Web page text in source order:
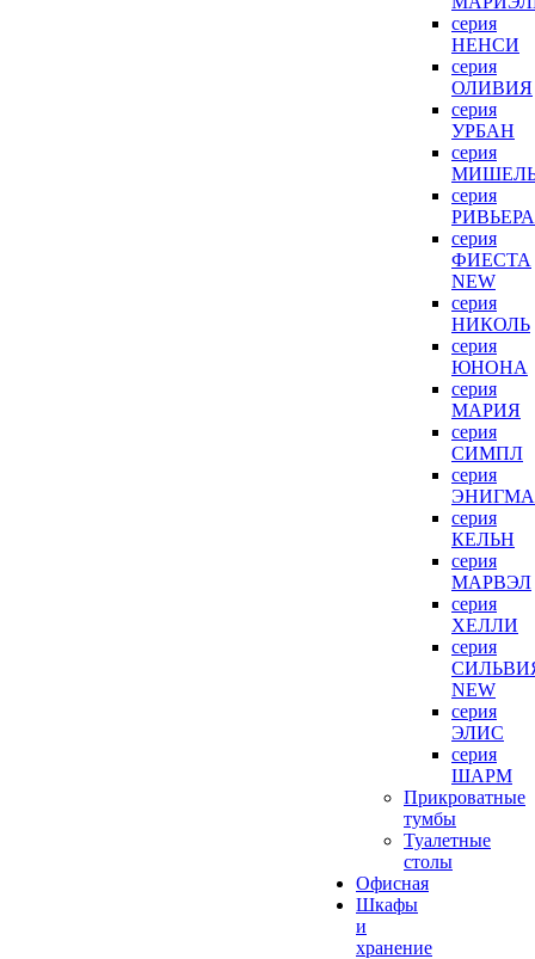
серия
НЕНСИ
серия
ОЛИВИЯ
серия
УРБАН
серия
серия
РИВЬЕРА
серия
ФИЕСТА
NEW
серия
НИКОЛЬ
серия
ЮНОНА
серия
МАРИЯ
серия
СИМПЛ
серия
ЭНИГМА
серия
КЕЛЬН
серия
МАРВЭЛ
серия
ХЕЛЛИ
серия
NEW
серия
ЭЛИС
серия
ШАРМ
Прикроватные
тумбы
Туалетные
столы
Офисная
Шкафы
и
хранение